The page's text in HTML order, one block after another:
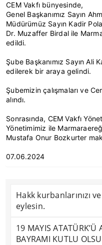
CEM Vakfı bünyesinde,
Genel Başkanımız Sayın
Müdürümüz Sayın Kadir
Dr. Muzaffer Birdal ile
edildi.
Şube Başkanımız Sayın
edilerek bir araya gelindi.
Şubemizin çalışmaları ve
alındı.
Sonrasında, CEM Vakfı
Yönetimimiz ile
Mustafa Onur Bozkurter
07.06.2024
Hakk kurbanlarınızı
eylesin.
19 MAYIS ATATÜRK’Ü
BAYRAMI KUTLU